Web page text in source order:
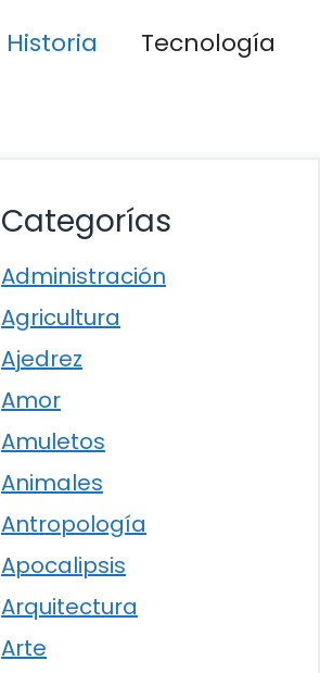
Historia
Tecnología
Categorías
Administración
Agricultura
Ajedrez
Amor
Amuletos
Animales
Antropología
Apocalipsis
Arquitectura
Arte